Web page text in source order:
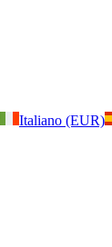
Italiano (EUR)